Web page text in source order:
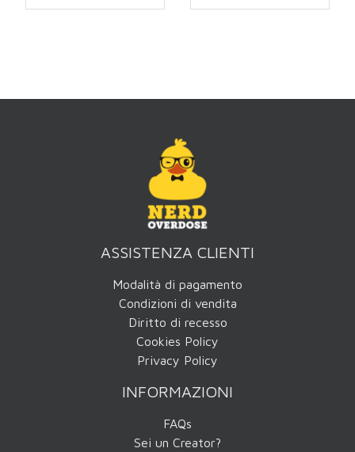
ASSISTENZA CLIENTI
Modalità di pagamento
Condizioni di vendita
Diritto di recesso
Cookies Policy
Privacy Policy
INFORMAZIONI
FAQs
Sei un Creator?